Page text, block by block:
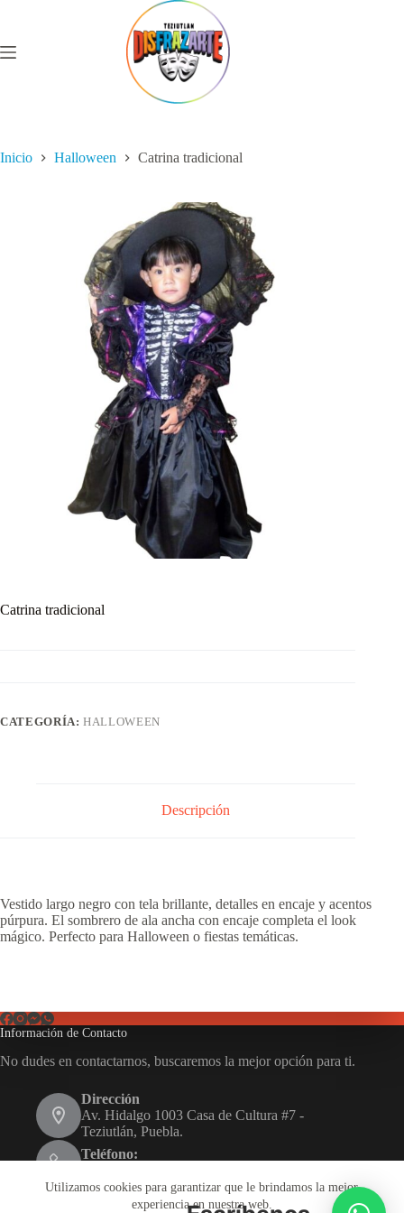
Utilizamos cookies para garantizar que le brindamos la mejor
experiencia en nuestra web.
Inicio Halloween Catrina tradicional
Catrina tradicional
CATEGORÍA:HALLOWEEN
Descripción
Vestido largo negro con tela brillante, detalles en encaje y acentos
púrpura. El sombrero de ala ancha con encaje completa el look
mágico. Perfecto para Halloween o fiestas temáticas.
Información de Contacto
No dudes en contactarnos, buscaremos la mejor opción para ti.
Dirección
Av. Hidalgo 1003 Casa de Cultura #7 -
Teziutlán, Puebla.
Teléfono: